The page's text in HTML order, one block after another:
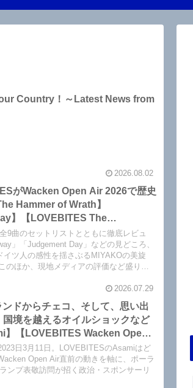
Country！～Latest News from
2026.08.02
がWacken Open Air 2026で歴史
Hammer of Wrath】
】【LOVEBITES The
Soldier Stands
M.D.O.】
9曲のセットリストとともに徹底レビュ
」「Judgement Day」などの見どころ、
ツ人の感性を揺さぶるMIYAKOの美旋
ほか、現地メディアの評価など盛りだ
2026.07.29
ドからチェコ、そして、思い出
境を越えるオイルショックなど
】【LOVEBITES Wacken Open
Will Remain】【LOVEBITES
James Last Vibrations】
日3月11日。LOVEBITESのAsamiはど
Open Air直前の動きを軸に、ポーラ
ンプ表敬訪問が招く政治・スポンサーリ